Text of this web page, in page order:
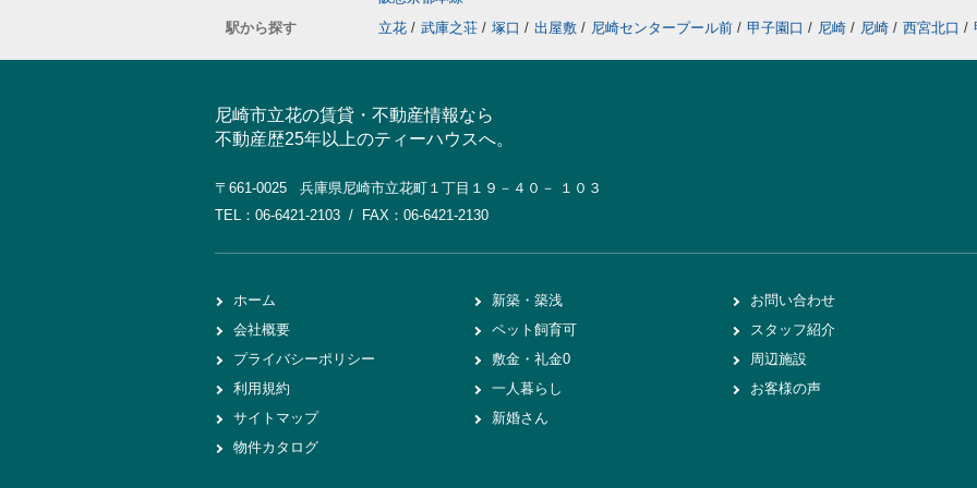
駅から探す
立花 / 武庫之荘 / 塚口 / 出屋敷 / 尼崎センタープール前 / 甲子園口 / 尼崎 / 尼崎 / 西宮北口 /
尼崎市立花の賃貸・不動産情報なら
不動産歴25年以上のティーハウスへ。
〒661-0025 兵庫県尼崎市立花町１丁目１９－４０－ １０３
TEL：06-6421-2103 / FAX：06-6421-2130
ホーム
会社概要
プライバシーポリシー
利用規約
サイトマップ
物件カタログ
新築・築浅
ペット飼育可
敷金・礼金0
一人暮らし
新婚さん
お問い合わせ
スタッフ紹介
周辺施設
お客様の声